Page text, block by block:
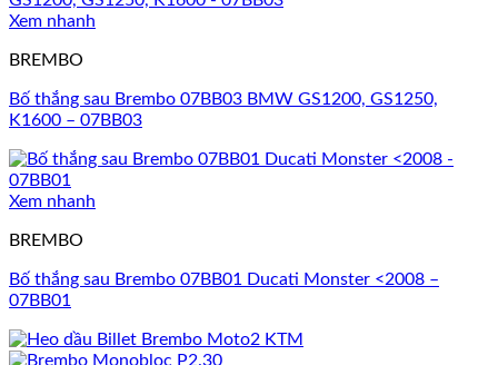
Xem nhanh
BREMBO
Bố thắng sau Brembo 07BB03 BMW GS1200, GS1250,
K1600 – 07BB03
Xem nhanh
BREMBO
Bố thắng sau Brembo 07BB01 Ducati Monster <2008 –
07BB01